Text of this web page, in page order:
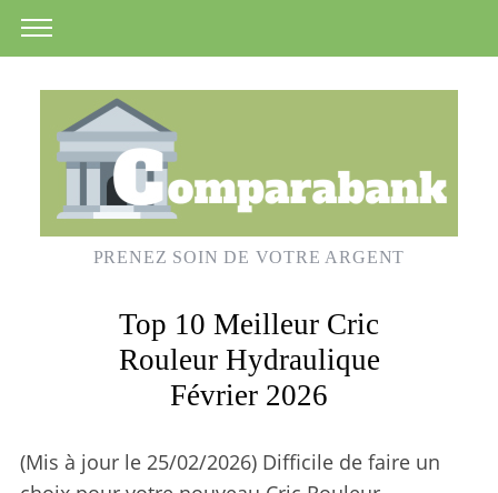
PRENEZ SOIN DE VOTRE ARGENT
Top 10 Meilleur Cric
Rouleur Hydraulique
Février 2026
(Mis à jour le 25/02/2026) Difficile de faire un